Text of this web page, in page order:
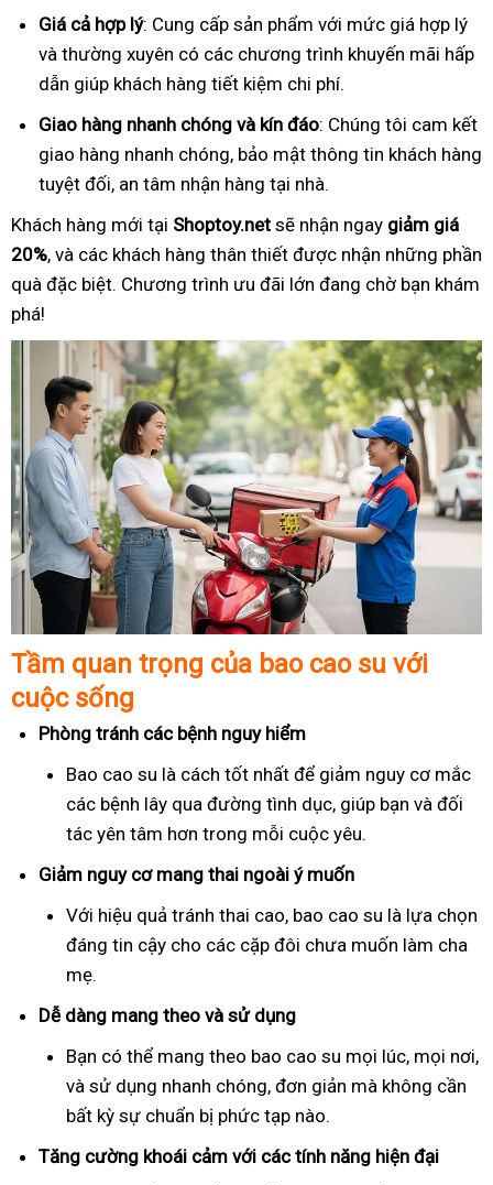
Giá cả hợp lý: Cung cấp sản phẩm với mức giá hợp lý
và thường xuyên có các chương trình khuyến mãi hấp
dẫn giúp khách hàng tiết kiệm chi phí.
Giao hàng nhanh chóng và kín đáo: Chúng tôi cam kết
giao hàng nhanh chóng, bảo mật thông tin khách hàng
tuyệt đối, an tâm nhận hàng tại nhà.
Khách hàng mới tại Shoptoy.net sẽ nhận ngay giảm giá
20%, và các khách hàng thân thiết được nhận những phần
quà đặc biệt. Chương trình ưu đãi lớn đang chờ bạn khám
phá!
Tầm quan trọng của bao cao su với
cuộc sống
Phòng tránh các bệnh nguy hiểm
Bao cao su là cách tốt nhất để giảm nguy cơ mắc
các bệnh lây qua đường tình dục, giúp bạn và đối
tác yên tâm hơn trong mỗi cuộc yêu.
Giảm nguy cơ mang thai ngoài ý muốn
Với hiệu quả tránh thai cao, bao cao su là lựa chọn
đáng tin cậy cho các cặp đôi chưa muốn làm cha
mẹ.
Dễ dàng mang theo và sử dụng
Bạn có thể mang theo bao cao su mọi lúc, mọi nơi,
và sử dụng nhanh chóng, đơn giản mà không cần
bất kỳ sự chuẩn bị phức tạp nào.
Tăng cường khoái cảm với các tính năng hiện đại